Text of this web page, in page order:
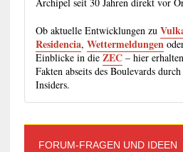
Archipel seit 30 Jahren direkt vor
Ob aktuelle Entwicklungen zu
Residencia, Wettermeldungen
Einblicke in die ZEC– hier
Fakten abseits des Boulevards
Insiders.
FORUM-FRAGEN UND IDEEN